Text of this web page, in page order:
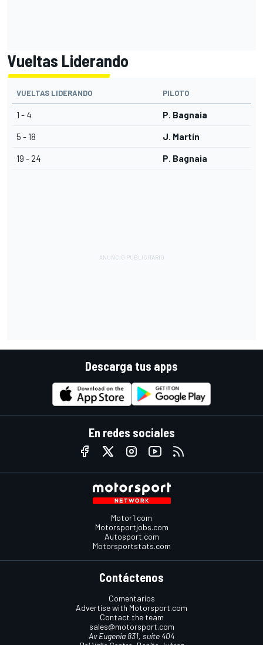
Vueltas Liderando
VUELTAS LIDERANDO PILOTO
1 - 4 P. Bagnaia
5 - 18 J. Martín
19 - 24 P. Bagnaia
Descarga tus apps
En redes sociales
Motor1.com
Motorsportjobs.com
Autosport.com
Motorsportstats.com
Contáctenos
Comentarios
Advertise with Motorsport.com
Contact the team
sales@motorsport.com
Av Eugenia 831, suite 404